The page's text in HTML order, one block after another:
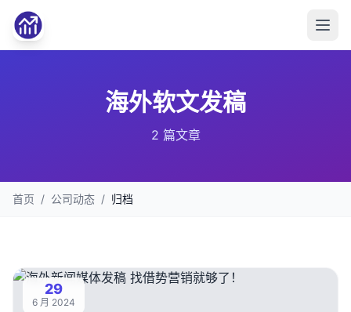
海外软文发稿
2 篇文章
首页 / 公司动态 / 归档
29
6 月 2024